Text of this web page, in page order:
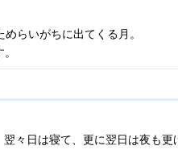
らいがちに出てくる月。
々日は寝て、更に翌日は夜も更